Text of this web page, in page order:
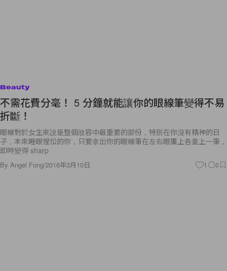
Beauty
不需花費分毫！ 5 分鐘就能讓你的眼線筆變得不易
折斷！
眼線對於女生來說是整個妝容中最重要的部份，特別在你沒有精神的日
子，本來睡眼惺忪的你，只要拿出你的眼線筆在左右眼簾上各畫上一筆，
即時變得 sharp
By Angel Fong/2016年3月10日 1 0